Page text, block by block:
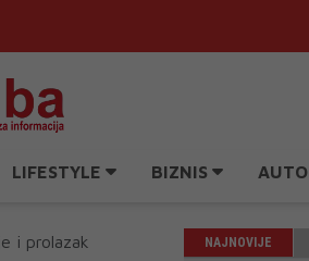
LIFESTYLE BIZNIS AUTO
i prolazak NAJNOVIJE